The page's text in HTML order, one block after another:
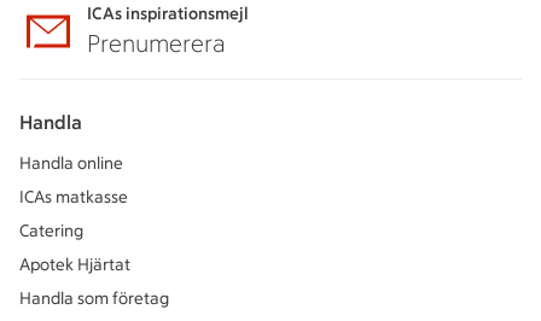
ICAs inspirationsmejl
Prenumerera
Handla
Handla online
ICAs matkasse
Catering
Apotek Hjärtat
Handla som företag